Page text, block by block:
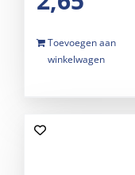
Toevoegen aan
winkelwagen